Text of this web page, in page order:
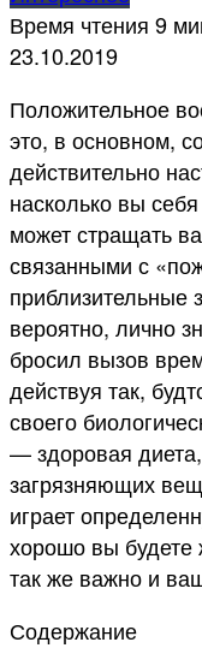
Время чтения 9
23.10.2019
Положительное
это, в основном,
действительно
насколько вы
может стращать
связанными с
приблизительные
вероятно, лично
бросил вызов
действуя так,
своего
— здоровая
загрязняющих
играет
хорошо вы будете
так же важно и
Содержание